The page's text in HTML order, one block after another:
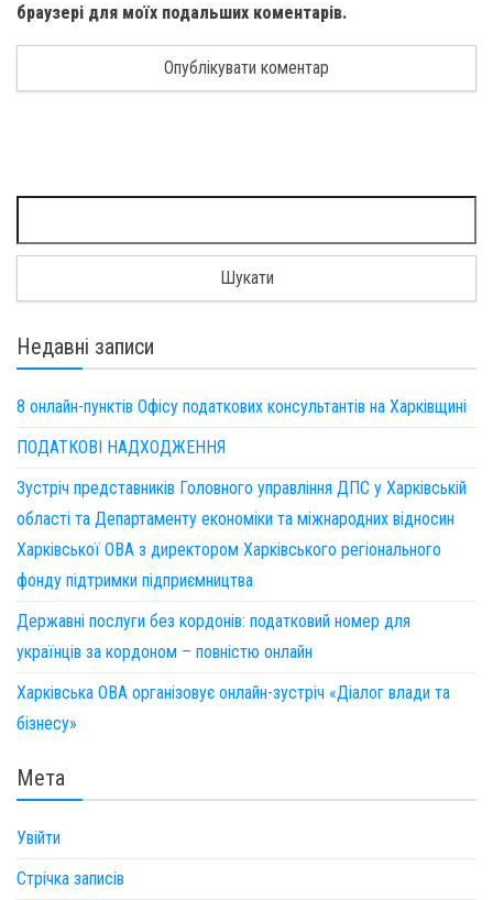
браузері для моїх подальших коментарів.
Недавні записи
8 онлайн-пунктів Офісу податкових консультантів на Харківщині
ПОДАТКОВІ НАДХОДЖЕННЯ
Зустріч представників Головного управління ДПС у Харківській
області та Департаменту економіки та міжнародних відносин
Харківської ОВА з директором Харківського регіонального
фонду підтримки підприємництва
Державні послуги без кордонів: податковий номер для
українців за кордоном – повністю онлайн
Харківська ОВА організовує онлайн-зустріч «Діалог влади та
бізнесу»
Мета
Увійти
Стрічка записів